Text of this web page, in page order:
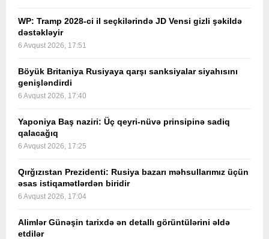
WP: Tramp 2028-ci il seçkilərində JD Vensi gizli şəkildə
dəstəkləyir
6 Avqust 2026, 17:51
Böyük Britaniya Rusiyaya qarşı sanksiyalar siyahısını
genişləndirdi
6 Avqust 2026, 17:40
Yaponiya Baş naziri: Üç qeyri-nüvə prinsipinə sadiq
qalacağıq
6 Avqust 2026, 17:25
Qırğızıstan Prezidenti: Rusiya bazarı məhsullarımız üçün
əsas istiqamətlərdən biridir
6 Avqust 2026, 17:04
Alimlər Günəşin tarixdə ən detallı görüntülərini əldə
etdilər